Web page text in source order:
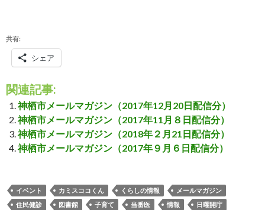
共有:
シェア
関連記事:
神栖市メールマガジン（2017年12月20日配信分）
神栖市メールマガジン（2017年11月８日配信分）
神栖市メールマガジン（2018年２月21日配信分）
神栖市メールマガジン（2017年９月６日配信分）
イベント カミスココくん くらしの情報
メールマガジン
住民健診
図書館 子育て 当番医 情報
日曜開庁